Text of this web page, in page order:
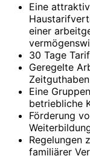
Eine
einer
30 Tage
Geregelte
Zeitguthaben
Eine
betriebliche
Förderung
Regelungen
familiärer